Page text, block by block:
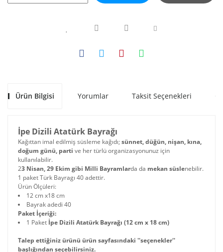
Ürün Bilgisi Yorumlar Taksit Seçenekleri
İpe Dizili Atatürk Bayrağı
Kağıttan imal edilmiş süsleme kağıdı;sünnet, düğün, nişan, kına,
doğum günü, parti ve her türlü organizasyonunuz için
kullanılabilir.
23 Nisan, 29 Ekim gibi Milli Bayramlarda da mekan süslenebilir.
1 paket Türk Bayragı 40 adettir.
Ürün Ölçüleri:
12 cm x18 cm
Bayrak adedi 40
Paket İçeriği:
1 Paket İpe Dizili Atatürk Bayrağı (12 cm x 18 cm)
Talep ettiğiniz ürünü ürün sayfasındaki ''seçenekler''
başlığından seçebilirsiniz.